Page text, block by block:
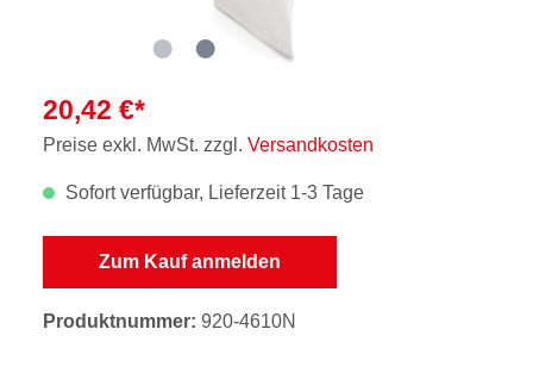
20,42 €*
Preise exkl. MwSt. zzgl. Versandkosten
Sofort verfügbar, Lieferzeit 1-3 Tage
Zum Kauf anmelden
Produktnummer: 920-4610N